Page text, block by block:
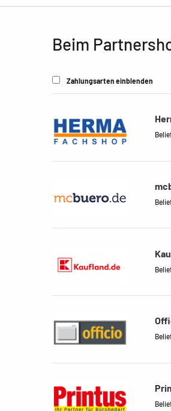
Beim
Zahlungsarten einblenden